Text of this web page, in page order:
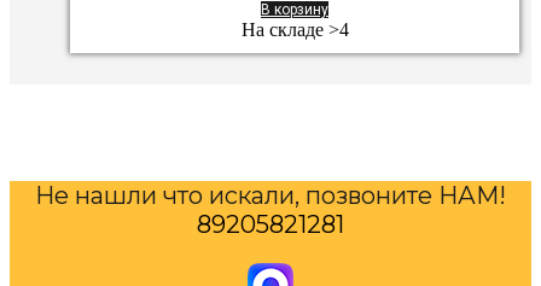
В корзину
На складе >4
Не нашли что искали, позвоните НАМ!
89205821281